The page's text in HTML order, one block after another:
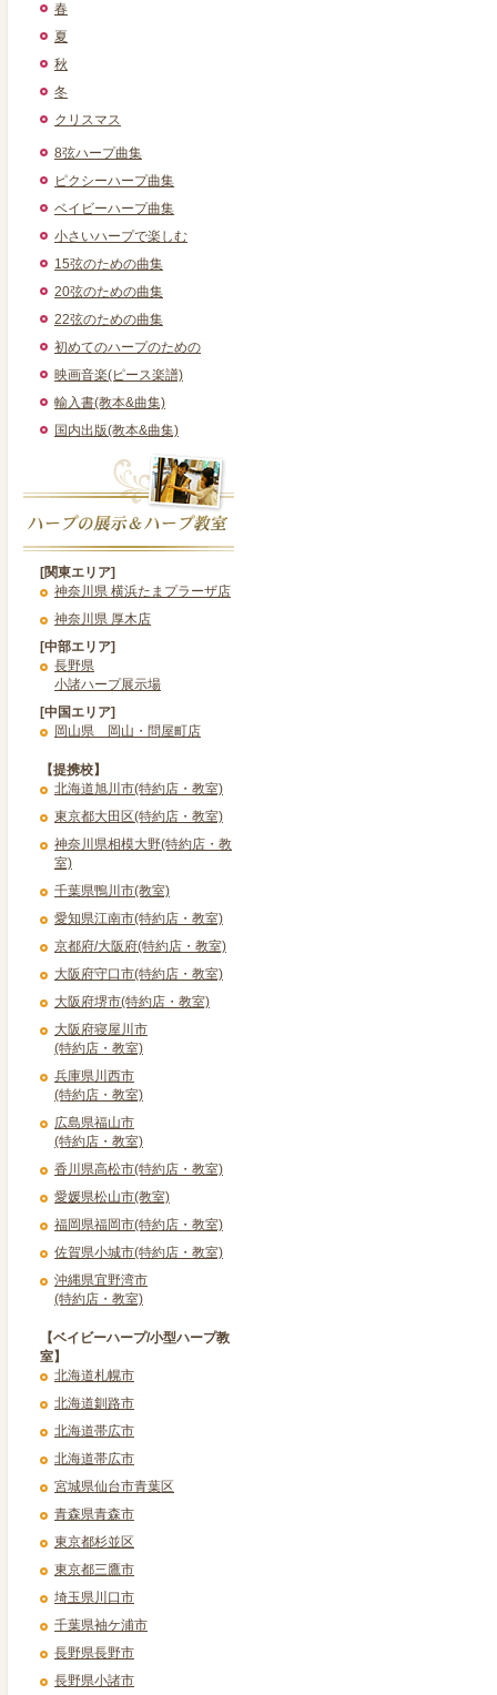
春
夏
秋
冬
クリスマス
8弦ハープ曲集
ピクシーハープ曲集
ベイビーハープ曲集
小さいハープで楽しむ
15弦のための曲集
20弦のための曲集
22弦のための曲集
初めてのハープのための
映画音楽(ピース楽譜)
輸入書(教本&曲集)
国内出版(教本&曲集)
[関東エリア]
神奈川県 横浜たまプラーザ店
神奈川県 厚木店
[中部エリア]
長野県
小諸ハープ展示場
[中国エリア]
岡山県 岡山・問屋町店
【提携校】
北海道旭川市(特約店・教室)
東京都大田区(特約店・教室)
神奈川県相模大野(特約店・教
室)
千葉県鴨川市(教室)
愛知県江南市(特約店・教室)
京都府/大阪府(特約店・教室)
大阪府守口市(特約店・教室)
大阪府堺市(特約店・教室)
大阪府寝屋川市
(特約店・教室)
兵庫県川西市
(特約店・教室)
広島県福山市
(特約店・教室)
香川県高松市(特約店・教室)
愛媛県松山市(教室)
福岡県福岡市(特約店・教室)
佐賀県小城市(特約店・教室)
沖縄県宜野湾市
(特約店・教室)
【ベイビーハープ/小型ハープ教
室】
北海道札幌市
北海道釧路市
北海道帯広市
北海道帯広市
宮城県仙台市青葉区
青森県青森市
東京都杉並区
東京都三鷹市
埼玉県川口市
千葉県袖ケ浦市
長野県長野市
長野県小諸市